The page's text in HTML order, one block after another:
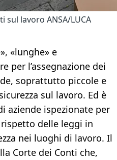
lavoro ANSA/LUCA
«lunghe» e
per l’assegnazione dei
soprattutto piccole e
sul lavoro. Ed è
aziende ispezionate per
delle leggi in
nei luoghi di lavoro. Il
Corte dei Conti che,